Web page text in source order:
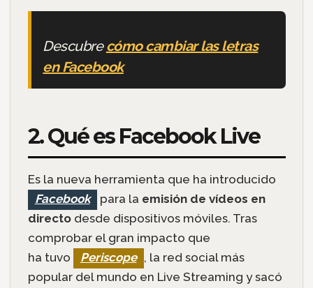
Descubrecómo cambiar las letras
en Facebook
2. Qué es Facebook Live
Es la nueva herramienta que ha introducido
Facebook
para la emisión de vídeos en
directodesde dispositivos móviles. Tras
comprobar el gran impacto que
ha tuvo
Periscope , la red social más
popular del mundo en Live Streaming y sacó